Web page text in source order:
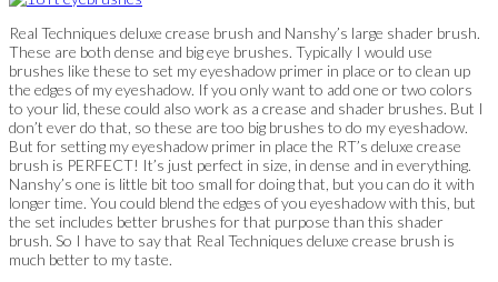
Real Techniques deluxe crease brush and Nanshy’s large shader brush.
These are both dense and big eye brushes. Typically I would use
brushes like these to set my eyeshadow primer in place or to clean up
the edges of my eyeshadow. If you only want to add one or two colors
to your lid, these could also work as a crease and shader brushes. But I
don’t ever do that, so these are too big brushes to do my eyeshadow.
But for setting my eyeshadow primer in place the RT’s deluxe crease
brush is PERFECT! It’s just perfect in size, in dense and in everything.
Nanshy’s one is little bit too small for doing that, but you can do it with
longer time. You could blend the edges of you eyeshadow with this, but
the set includes better brushes for that purpose than this shader
brush. So I have to say that Real Techniques deluxe crease brush is
much better to my taste.